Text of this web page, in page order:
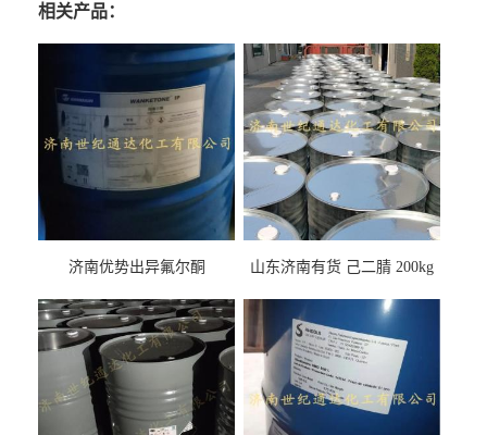
相关产品：
济南优势出异氟尔酮
山东济南有货 己二腈 200kg